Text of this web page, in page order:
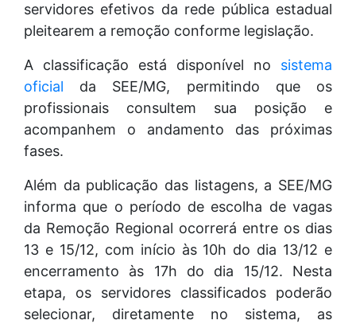
servidores efetivos da rede pública estadual
pleitearem a remoção conforme legislação.
A classificação está disponível no sistema
oficial da SEE/MG, permitindo que os
profissionais consultem sua posição e
acompanhem o andamento das próximas
fases.
Além da publicação das listagens, a SEE/MG
informa que o período de escolha de vagas
da Remoção Regional ocorrerá entre os dias
13 e 15/12, com início às 10h do dia 13/12 e
encerramento às 17h do dia 15/12. Nesta
etapa, os servidores classificados poderão
selecionar, diretamente no sistema, as